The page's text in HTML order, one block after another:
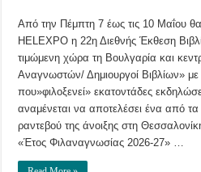
Διεθνής
Βιβλίου
–
Πότε…
ανοίγει
–
κυριότερες
εκδηλώσεις
–
Γνωστοί
συγγραφείς
Από την Πέμπτη 7 έως τις 10 Μαΐου
HELEXPO η 22η Διεθνής Έκθεση
τιμώμενη χώρα τη Βουλγαρία και
Αναγνωστών/ Δημιουργοί Βιβλίων»
που»φιλοξενεί» εκατοντάδες
αναμένεται να αποτελέσει ένα από τα
ραντεβού της άνοιξης στη
«Έτος Φιλαναγνωσίας 2026-27» …